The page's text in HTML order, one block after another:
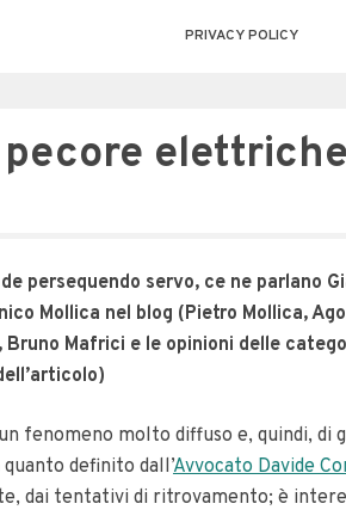
PRIVACY POLICY
pecore
persequendo servo, ce ne parlano
Mollica nel blog (Pietro Mollica,
Bruno Mafrici e le opinioni delle
fenomeno molto diffuso e, quindi, di
definito dall’Avvocato Davide
dai tentativi di ritrovamento; è